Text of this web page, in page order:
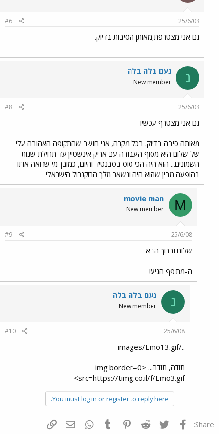
25/6/08
#6
גם אני מצטרפת,מאותן הסיבות בדיוק.
נ נעם בלה בלה
New member
25/6/08
#8
גם אני מצטרף עכשיו
מאותה סיבה בדיוק. בכל מקרה, אני חושב שהתקופה האהובה עלי
של שלום היא מסוף העבודה עם אריק אינשטיין עד תחילת שנות
השמונים... הוא היה הכי סוס בסבנטיז והיום, כמובן-מי שרואה אותו
בהופעה מבין שהוא היה ונשאר מלך הרוקנרול הישראלי
M
movie man
New member
25/6/08
#9
שלום וברוך הבא
ה-מתופף הגיע!
נ נעם בלה בלה
New member
25/6/08
#10
../images/Emo13.gif
תודה, תודה... <img border=0
src=https://timg.co.il/f/Emo3.gif>
You must log in or register to reply here.
Share: פייסבוק Twitter
Reddit
Pinterest
Tumblr
WhatsAppדואר אלקטרוני